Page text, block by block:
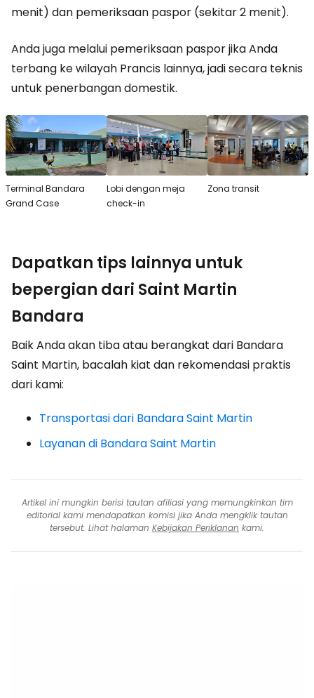
menit) dan pemeriksaan paspor (sekitar 2 menit).
Anda juga melalui pemeriksaan paspor jika Anda
terbang ke wilayah Prancis lainnya, jadi secara teknis
untuk penerbangan domestik.
Terminal Bandara
Grand Case
Lobi dengan meja
check-in
Zona transit
Dapatkan tips lainnya untuk
bepergian dari Saint Martin
Bandara
Baik Anda akan tiba atau berangkat dari Bandara
Saint Martin, bacalah kiat dan rekomendasi praktis
dari kami:
Transportasi dari Bandara Saint Martin
Layanan di Bandara Saint Martin
Artikel ini mungkin berisi tautan afiliasi yang memungkinkan tim
editorial kami mendapatkan komisi jika Anda mengklik tautan
tersebut. Lihat halaman Kebijakan Periklanan kami.